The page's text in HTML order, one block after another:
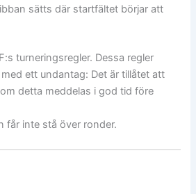
sätts där startfältet börjar att
turneringsregler. Dessa regler
ett undantag: Det är tillåtet att
detta meddelas i god tid före
får inte stå över ronder.